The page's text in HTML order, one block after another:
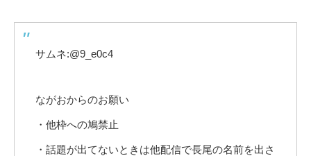
サムネ:@9_e0c4
ながおからのお願い
・他枠への鳩禁止
・話題が出てないときは他配信で長尾の名前を出さ